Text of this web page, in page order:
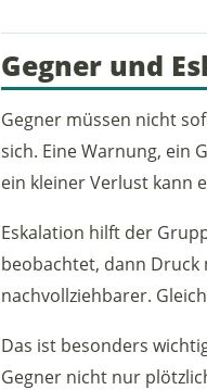
Gegner und
Gegner müssen nicht
sich. Eine Warnung, ein
ein kleiner Verlust kann
Eskalation hilft der
beobachtet, dann
nachvollziehbarer.
Das ist besonders
Gegner nicht nur